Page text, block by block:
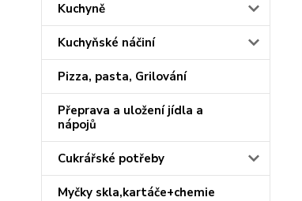
Kuchyně
Kuchyňské náčiní
Pizza, pasta, Grilování
Přeprava a uložení jídla a
nápojů
Cukrářské potřeby
Myčky skla,kartáče+chemie